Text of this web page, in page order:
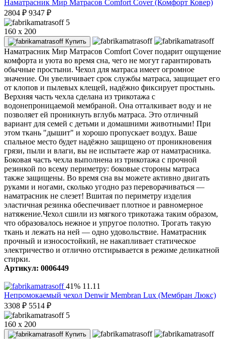
Наматрасник Мир Матрасов Comfort Cover (Комфорт Ковер)
2804 ₽ 9347 ₽
5
160 x 200
Купить
Наматрасник Мир Матрасов Comfort Cover подарит ощущение
комфорта и уюта во время сна, чего не могут гарантировать
обычные простыни. Чехол для матраса имеет огромное
значение. Он увеличивает срок службы матраса, защищает его
от клопов и пылевых клещей, надёжно фиксирует простынь.
Верхняя часть чехла сделана из трикотажа с
водонепроницаемой мембраной. Она отталкивает воду и не
позволяет ей проникнуть вглубь матраса. Это отличный
вариант для семей с детьми и домашними животными! При
этом ткань "дышит" и хорошо пропускает воздух. Ваше
спальное место будет надёжно защищено от проникновения
грязи, пыли и влаги, вы не испытаете жар от наматрасника.
Боковая часть чехла выполнена из трикотажа с прочной
резинкой по всему периметру: боковые стороны матраса
также защищены. Во время сна вы можете активно двигать
руками и ногами, сколько угодно раз переворачиваться —
наматрасник не слезет! Вшитая по периметру изделия
эластичная резинка обеспечивает плотное и равномерное
натяжение.Чехол сшили из мягкого трикотажа таким образом,
что образовалось нежное и упругое полотно. Трогать такую
ткань и лежать на ней — одно удовольствие. Наматрасник
прочный и износостойкий, не накапливает статическое
электричество и отлично отстирывается в режиме деликатной
стирки.
Артикул: 0006449
41% 11.11
Непромокаемый чехол Denwir Membran Lux (Мембран Люкс)
3308 ₽ 5514 ₽
5
160 x 200
Купить